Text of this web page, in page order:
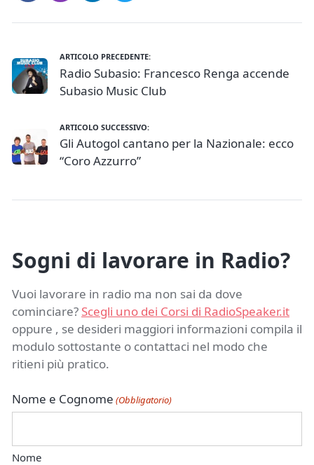
ARTICOLO PRECEDENTE:
Radio Subasio: Francesco Renga accende
Subasio Music Club
ARTICOLO SUCCESSIVO:
Gli Autogol cantano per la Nazionale: ecco
“Coro Azzurro”
Sogni di lavorare in Radio?
Vuoi lavorare in radio ma non sai da dove
cominciare? Scegli uno dei Corsi di RadioSpeaker.it
oppure , se desideri maggiori informazioni compila il
modulo sottostante o contattaci nel modo che
ritieni più pratico.
Nome e Cognome (Obbligatorio)
Nome